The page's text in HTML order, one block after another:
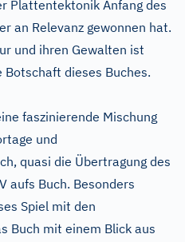
Plattentektonik Anfang des
an Relevanz gewonnen hat.
und ihren Gewalten ist
dieses Buches.
faszinierende Mischung
und
quasi die Übertragung des
aufs Buch. Besonders
Spiel mit den
Buch mit einem Blick aus